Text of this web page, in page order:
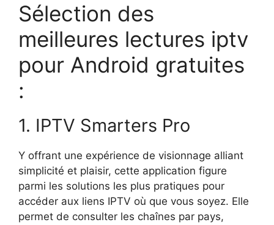
Sélection des
meilleures lectures iptv
pour Android gratuites
:
1. IPTV Smarters Pro
Y offrant une expérience de visionnage alliant
simplicité et plaisir, cette application figure
parmi les solutions les plus pratiques pour
accéder aux liens IPTV où que vous soyez. Elle
permet de consulter les chaînes par pays,